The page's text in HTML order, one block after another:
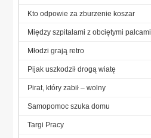
Kto odpowie za zburzenie koszar
Między szpitalami z obciętymi palcami
Młodzi grają retro
Pijak uszkodził drogą wiatę
Pirat, który zabił – wolny
Samopomoc szuka domu
Targi Pracy